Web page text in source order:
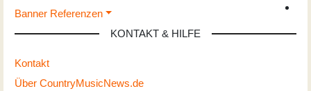
Banner Referenzen
KONTAKT & HILFE
Kontakt
Über CountryMusicNews.de